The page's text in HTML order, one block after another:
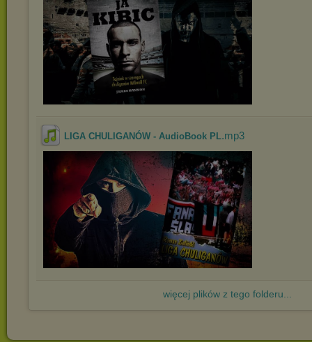
LIGA CHULIGANÓW - AudioBook PL.mp3
więcej plików z tego folderu...